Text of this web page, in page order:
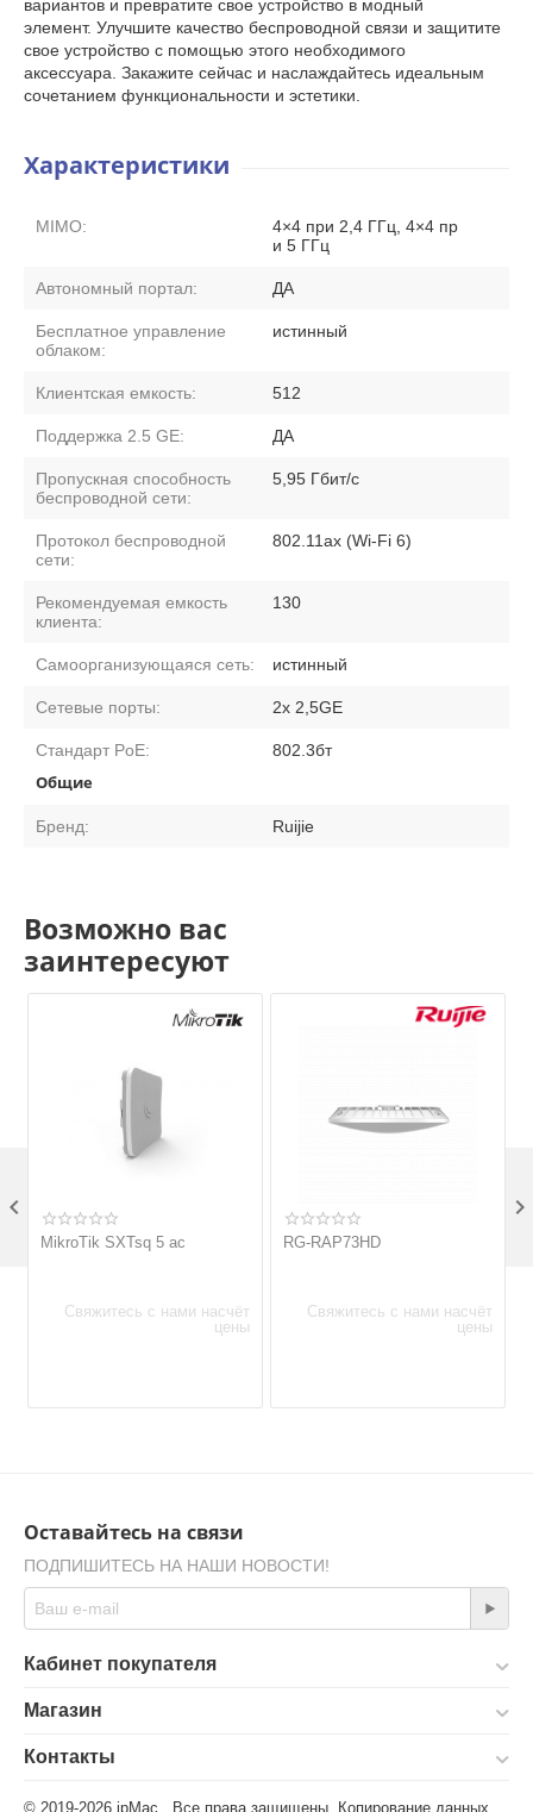
вариантов и превратите свое устройство в модный
элемент. Улучшите качество беспроводной связи и защитите
свое устройство с помощью этого необходимого
аксессуара. Закажите сейчас и наслаждайтесь идеальным
сочетанием функциональности и эстетики.
Характеристики
MIMO:
4×4 при 2,4 ГГц, 4×4 пр
и 5 ГГц
Автономный портал: ДА
Бесплатное управление
облаком:
истинный
Клиентская емкость: 512
Поддержка 2.5 GE: ДА
Пропускная способность
беспроводной сети:
5,95 Гбит/с
Протокол беспроводной
сети:
802.11ax (Wi-Fi 6)
Рекомендуемая емкость
клиента:
130
Самоорганизующаяся сеть: истинный
Сетевые порты: 2x 2,5GE
Стандарт PoE: 802.3бт
Общие
Бренд: Ruijie
Возможно вас
заинтересуют
MikroTik SXTsq 5 ac
Свяжитесь с нами насчёт
цены
RG-RAP73HD
Свяжитесь с нами насчёт
цены
 
Оставайтесь на связи
ПОДПИШИТЕСЬ НА НАШИ НОВОСТИ!
Кабинет покупателя
Магазин
Контакты
© 2019-2026 ipMac. Все права защищены. Копирование данных